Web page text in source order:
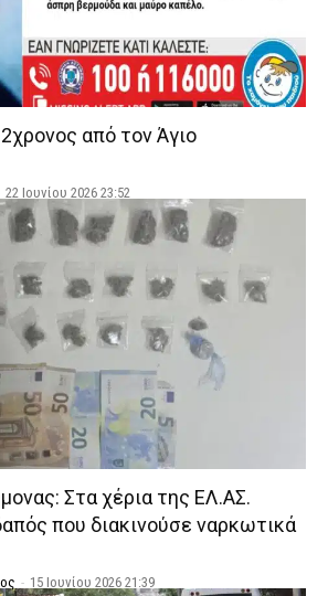
από τον Άγιο
22 Ιουνίου 2026 23:52
Στα χέρια της ΕΛ.ΑΣ.
που διακινούσε ναρκωτικά
- 15 Ιουνίου 2026 21:39